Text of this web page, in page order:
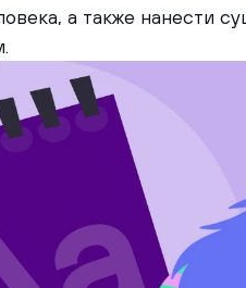
а также нанести